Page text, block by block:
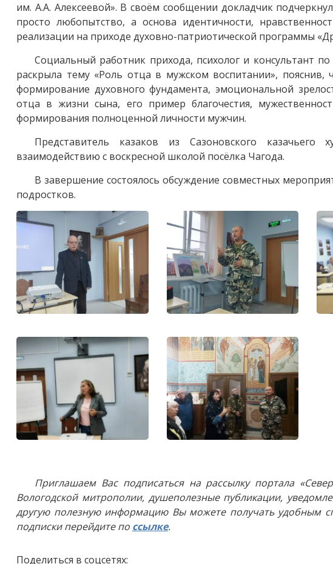
им. А.А. Алексеевой». В своём сообщении докладчик
просто любопытство, а основа идентичности,
реализации на приходе духовно-патриотической программы
Социальный работник прихода, психолог и консультант
раскрыла тему «Роль отца в мужском воспитании»,
формирование духовного фундамента, эмоциональной
отца в жизни сына, его пример благочестия,
формирования полноценной личности мужчин.
Представитель казаков из Сазоновского
взаимодействию с воскресной школой посёлка Чагода.
В завершение состоялось обсуждение совместных
подростков.
Приглашаем Вас подписаться на рассылку портала
Вологодской митрополии, душеполезные публикации,
другую полезную информацию Вы можете получать удобным
подписки перейдите по ссылке.
Поделиться в соцсетях: